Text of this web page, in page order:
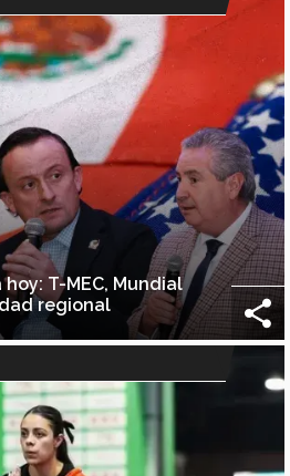
T-MEC, Mundial
regional